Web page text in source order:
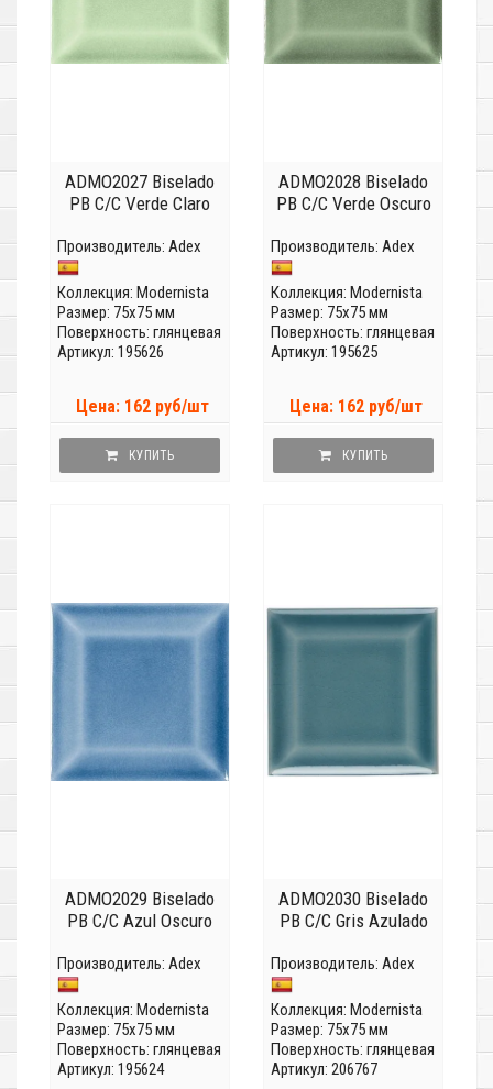
ADMO2027 Biselado
PB C/C Verde Claro
Производитель: Adex
Коллекция: Modernista
Размер: 75x75 мм
Поверхность: глянцевая
Артикул: 195626
Цена: 162 руб/шт
КУПИТЬ
ADMO2028 Biselado
PB C/C Verde Oscuro
Производитель: Adex
Коллекция: Modernista
Размер: 75x75 мм
Поверхность: глянцевая
Артикул: 195625
Цена: 162 руб/шт
КУПИТЬ
ADMO2029 Biselado
PB C/C Azul Oscuro
Производитель: Adex
Коллекция: Modernista
Размер: 75x75 мм
Поверхность: глянцевая
Артикул: 195624
ADMO2030 Biselado
PB C/C Gris Azulado
Производитель: Adex
Коллекция: Modernista
Размер: 75x75 мм
Поверхность: глянцевая
Артикул: 206767